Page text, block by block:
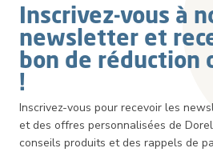
Inscrivez-vous à
newsletter et
bon de réduction
!
Inscrivez-vous pour recevoir les
et des offres personnalisées de
conseils produits et des rappels de